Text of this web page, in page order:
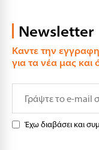
Newsletter
Καντε την
για τα νέα μας και
Έχω διαβάσει και